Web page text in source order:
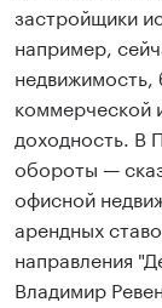
застройщики
например,
недвижимость,
коммерческой
доходность. В
обороты —
офисной
арендных
направления
Владимир